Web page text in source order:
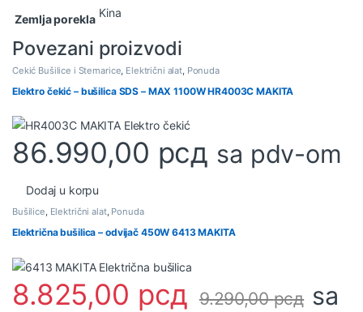
Zemlja porekla Kina
Povezani proizvodi
Čekić Bušilice i Štemarice, Električni alat, Ponuda
Elektro čekić – bušilica SDS – MAX 1100W HR4003C MAKITA
86.990,00 рсд sa pdv-om
Dodaj u korpu
Bušilice, Električni alat, Ponuda
Električna bušilica – odvijač 450W 6413 MAKITA
8.825,00 рсд 9.290,00рсд sa